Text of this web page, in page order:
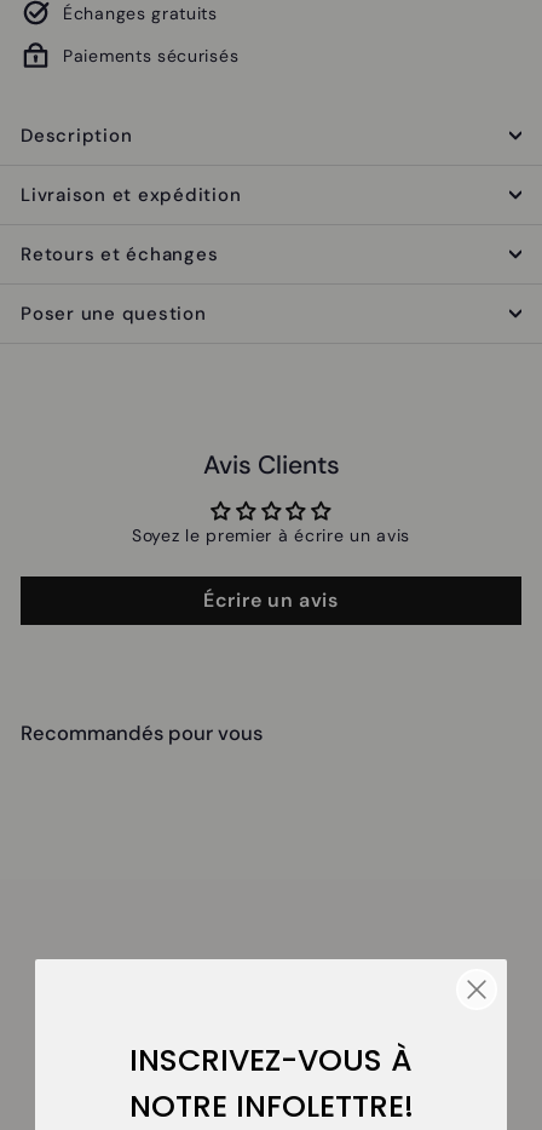
Échanges gratuits
Paiements sécurisés
Description
Livraison et expédition
Retours et échanges
Poser une question
Avis Clients
Soyez le premier à écrire un avis
Écrire un avis
Recommandés pour vous
Clio - Sac bananeINSCRIVEZ-VOUS À
NOTRE INFOLETTRE!